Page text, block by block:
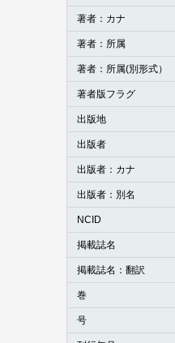
著者：カナ
著者：所属
著者：所属(別形式）
著者版フラグ
出版地
出版者
出版者：カナ
出版者：別名
NCID
掲載誌名
掲載誌名：翻訳
巻
号